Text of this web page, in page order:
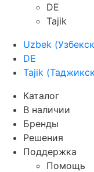
DE
Tajik
Uzbek (
DE
Tajik (
Каталог
В наличии
Бренды
Решения
Поддержка
Помощь